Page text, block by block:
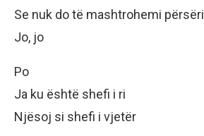
Se nuk do të mashtrohemi përsëri
Jo, jo
Po
Ja ku është shefi i ri
Njësoj si shefi i vjetër